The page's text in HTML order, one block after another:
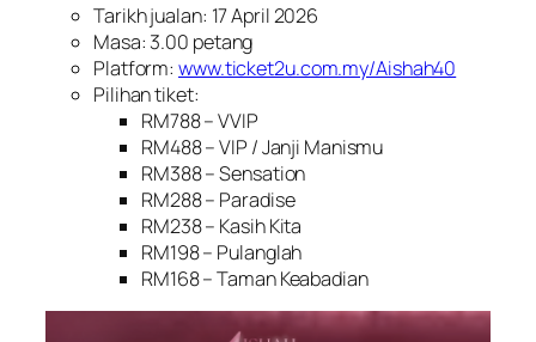
Tarikh jualan: 17 April 2026
Masa: 3.00 petang
Platform:www.ticket2u.com.my/Aishah40
Pilihan tiket:
RM788 – VVIP
RM488 – VIP / Janji Manismu
RM388 – Sensation
RM288 – Paradise
RM238 – Kasih Kita
RM198 – Pulanglah
RM168 – Taman Keabadian